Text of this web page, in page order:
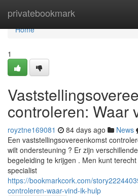
privatebookmark
Home
Home
1
controleren: Waar
royztne169081 84 days ago News
Een vaststellingsovereenkomst
wilt ondersteuning ? Er zijn
begeleiding te krijgen . Men kunt
specialist
https://bookmarkcork.com/
controleren-waar-vind-ik-hulp